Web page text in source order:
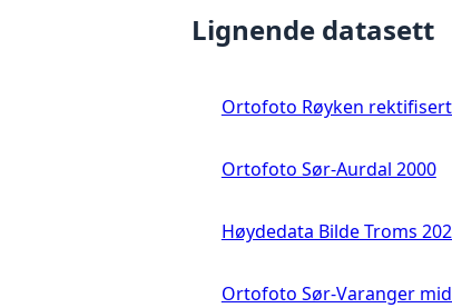
Lignende datasett
Ortofoto Røyken
Ortofoto Sør-Aurdal 2000
Høydedata Bilde Troms
Ortofoto Sør-Varanger